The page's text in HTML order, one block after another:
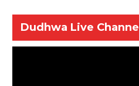
Dudhwa Live Channel